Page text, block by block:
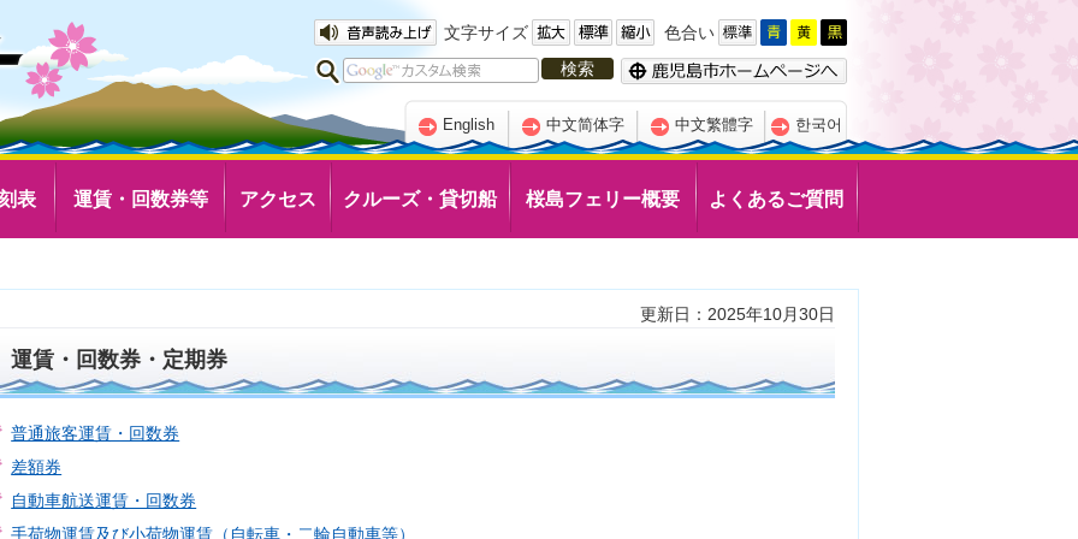
文字サイズ 色合い
English 中文简体字 中文繁體字 한국어
表 運賃・回数券等 アクセス クルーズ・貸切船 桜島フェリー概要 よくあるご質問
更新日：2025年10月30日
運賃・回数券・定期券
普通旅客運賃・回数券
差額券
自動車航送運賃・回数券
手荷物運賃及び小荷物運賃（自転車・二輪自動車等）